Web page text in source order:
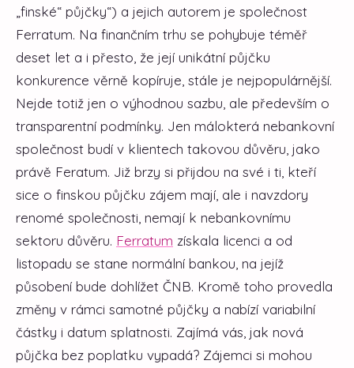
„finské“ půjčky“) a jejich autorem je společnost
Ferratum. Na finančním trhu se pohybuje téměř
deset let a i přesto, že její unikátní půjčku
konkurence věrně kopíruje, stále je nejpopulárnější.
Nejde totiž jen o výhodnou sazbu, ale především o
transparentní podmínky. Jen málokterá nebankovní
společnost budí v klientech takovou důvěru, jako
právě Feratum. Již brzy si přijdou na své i ti, kteří
sice o finskou půjčku zájem mají, ale i navzdory
renomé společnosti, nemají k nebankovnímu
sektoru důvěru. Ferratum získala licenci a od
listopadu se stane normální bankou, na jejíž
působení bude dohlížet ČNB. Kromě toho provedla
změny v rámci samotné půjčky a nabízí variabilní
částky i datum splatnosti. Zajímá vás, jak nová
půjčka bez poplatku vypadá? Zájemci si mohou